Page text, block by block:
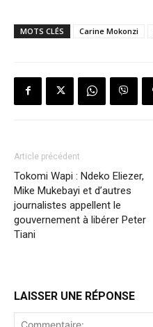
MOTS CLÉS Carine Mokonzi
Article précédent
Tokomi Wapi : Ndeko Eliezer,
Mike Mukebayi et d’autres
journalistes appellent le
gouvernement à libérer Peter
Tiani
LAISSER UNE RÉPONSE